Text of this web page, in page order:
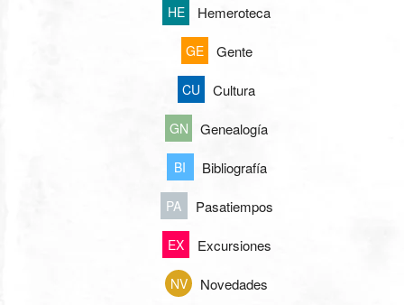
HE Hemeroteca
GE Gente
CU Cultura
GN Genealogía
BI Bibliografía
PA Pasatiempos
EX Excursiones
NV Novedades